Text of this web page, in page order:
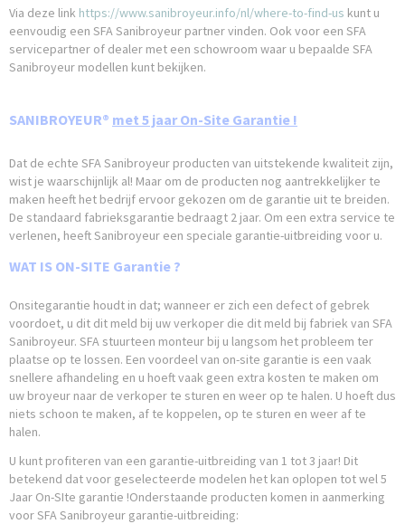
Via deze link https://www.sanibroyeur.info/nl/where-to-find-us kunt u
eenvoudig een SFA Sanibroyeur partner vinden. Ook voor een SFA
servicepartner of dealer met een schowroom waar u bepaalde SFA
Sanibroyeur modellen kunt bekijken.
SANIBROYEUR® met 5 jaar On-Site Garantie !
Dat de echte SFA Sanibroyeur producten van uitstekende kwaliteit zijn,
wist je waarschijnlijk al! Maar om de producten nog aantrekkelijker te
maken heeft het bedrijf ervoor gekozen om de garantie uit te breiden.
De standaard fabrieksgarantie bedraagt 2 jaar. Om een extra service te
verlenen, heeft Sanibroyeur een speciale garantie-uitbreiding voor u.
WAT IS ON-SITE Garantie ?
Onsitegarantie houdt in dat; wanneer er zich een defect of gebrek
voordoet, u dit dit meld bij uw verkoper die dit meld bij fabriek van SFA
Sanibroyeur. SFA stuurteen monteur bij u langsom het probleem ter
plaatse op te lossen. Een voordeel van on-site garantie is een vaak
snellere afhandeling en u hoeft vaak geen extra kosten te maken om
uw broyeur naar de verkoper te sturen en weer op te halen. U hoeft dus
niets schoon te maken, af te koppelen, op te sturen en weer af te
halen.
U kunt profiteren van een garantie-uitbreiding van 1 tot 3 jaar! Dit
betekend dat voor geselecteerde modelen het kan oplopen tot wel 5
Jaar On-SIte garantie !Onderstaande producten komen in aanmerking
voor SFA Sanibroyeur garantie-uitbreiding: